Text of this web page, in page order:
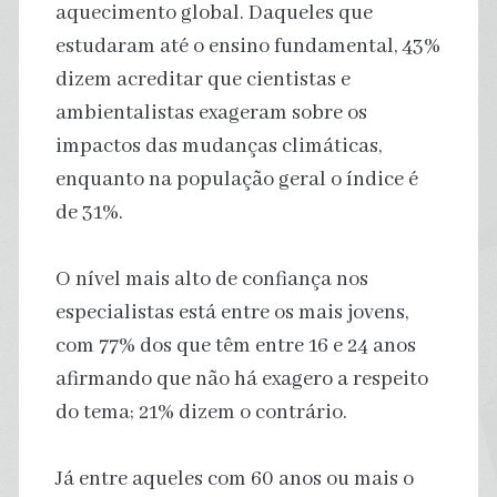
aquecimento global. Daqueles que
estudaram até o ensino fundamental, 43%
dizem acreditar que cientistas e
ambientalistas exageram sobre os
impactos das mudanças climáticas,
enquanto na população geral o índice é
de 31%.
O nível mais alto de confiança nos
especialistas está entre os mais jovens,
com 77% dos que têm entre 16 e 24 anos
afirmando que não há exagero a respeito
do tema; 21% dizem o contrário.
Já entre aqueles com 60 anos ou mais o